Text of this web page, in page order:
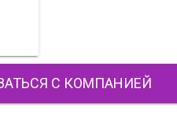
С КОМПАНИЕЙ